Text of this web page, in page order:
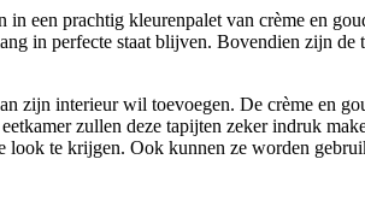
een prachtig kleurenpalet van crème en
in perfecte staat blijven. Bovendien zijn de
zijn interieur wil toevoegen. De crème en
zullen deze tapijten zeker indruk
look te krijgen. Ook kunnen ze worden